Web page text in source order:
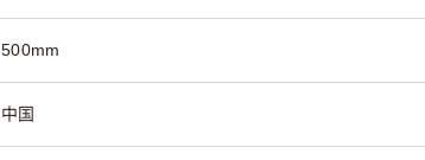
500mm
中国